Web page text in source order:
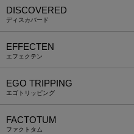
DISCOVERED
ディスカバード
EFFECTEN
エフェクテン
EGO TRIPPING
エゴトリッピング
FACTOTUM
ファクトタム